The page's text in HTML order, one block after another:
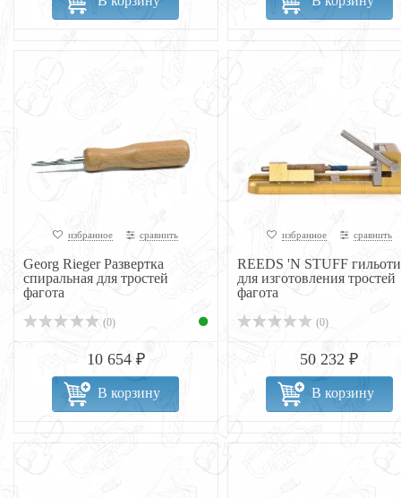
избранное сравнить
Georg Rieger Развертка
спиральная для тростей
фагота
(0)
10 654 ₽
В корзину
избранное сравнить
REEDS 'N STUFF
для изготовления тростей
фагота
(0)
50 232 ₽
В корзину